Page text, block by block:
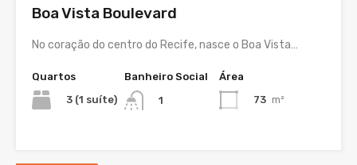
Boa Vista Boulevard
No coração do centro do Recife, nasce o Boa Vista…
Quartos
3 (1 suíte)
Banheiro Social
1
Área
73 m²